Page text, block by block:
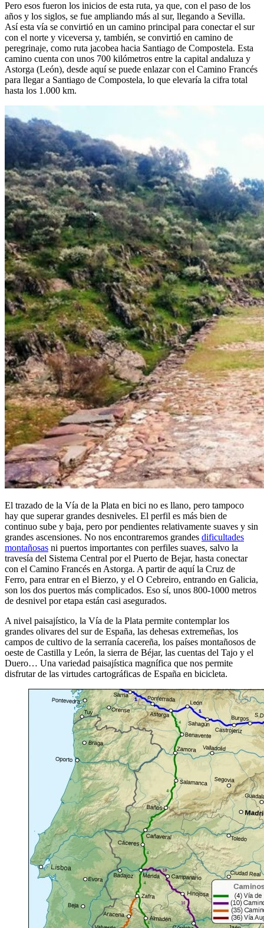
Pero esos fueron los inicios de esta ruta, ya que, con el paso de los
años y los siglos, se fue ampliando más al sur, llegando a Sevilla.
Así esta vía se convirtió en un camino principal para conectar el sur
con el norte y viceversa y, también, se convirtió en camino de
peregrinaje, como ruta jacobea hacia Santiago de Compostela. Esta
camino cuenta con unos 700 kilómetros entre la capital andaluza y
Astorga (León), desde aquí se puede enlazar con el Camino Francés
para llegar a Santiago de Compostela, lo que elevaría la cifra total
hasta los 1.000 km.
El trazado de la Vía de la Plata en bici no es llano, pero tampoco
hay que superar grandes desniveles. El perfil es más bien de
continuo sube y baja, pero por pendientes relativamente suaves y sin
grandes ascensiones. No nos encontraremos grandes dificultades
montañosas ni puertos importantes con perfiles suaves, salvo la
travesía del Sistema Central por el Puerto de Bejar, hasta conectar
con el Camino Francés en Astorga. A partir de aquí la Cruz de
Ferro, para entrar en el Bierzo, y el O Cebreiro, entrando en Galicia,
son los dos puertos más complicados. Eso sí, unos 800-1000 metros
de desnivel por etapa están casi asegurados.
A nivel paisajístico, la Vía de la Plata permite contemplar los
grandes olivares del sur de España, las dehesas extremeñas, los
campos de cultivo de la serranía cacereña, los países montañosos de
oeste de Castilla y León, la sierra de Béjar, las cuentas del Tajo y el
Duero… Una variedad paisajística magnífica que nos permite
disfrutar de las virtudes cartográficas de España en bicicleta.